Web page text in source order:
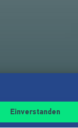
Einverstanden